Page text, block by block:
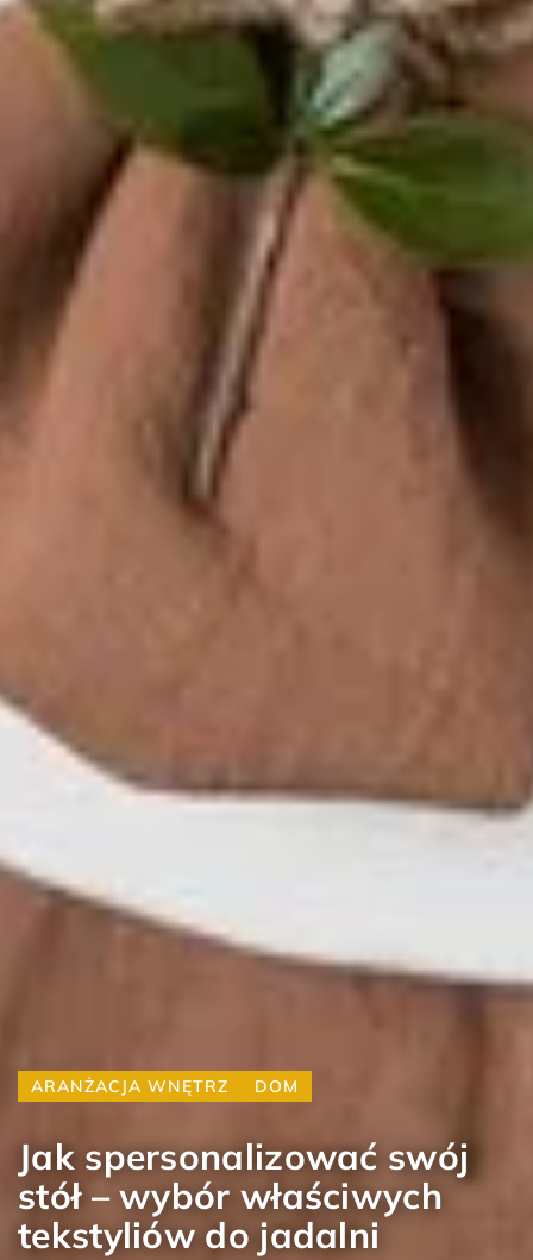
ARANŻACJA WNĘTRZ DOM
Jak spersonalizować swój
stół – wybór właściwych
tekstyliów do jadalni